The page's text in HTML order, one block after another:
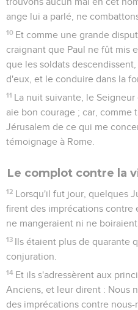
ange lui a parlé, ne
10 Et comme une grande
craignant que Paul ne fût mis
que les soldats
d'eux, et le conduire dans la
11 La nuit suivante, le
aie bon courage ; car, comme
Jérusalem de ce qui me
témoignage à Rome.
Le complot contre la
12 Lorsqu'il fut jour, quelques
firent des imprécations contre
ne mangeraient ni ne
13 Ils étaient plus de quarante
conjuration.
14 Et ils s'adressèrent aux
Anciens, et leur dirent : Nous
des imprécations contre